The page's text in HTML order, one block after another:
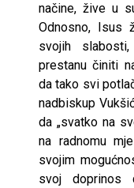
načine, žive u
Odnosno, Isus
svojih
prestanu činiti
da tako svi
nadbiskup
da „svatko na
na radnomu
svojim
svoj doprinos